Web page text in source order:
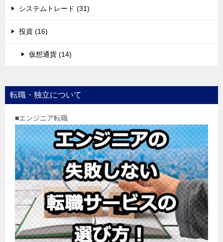
システムトレード (31)
投資 (16)
仮想通貨 (14)
転職・独立について
■エンジニア転職